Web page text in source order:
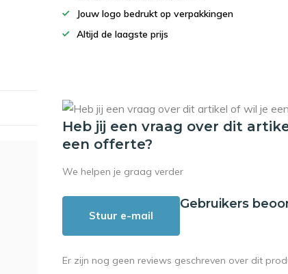
Jouw logo bedrukt op verpakkingen
Altijd de laagste prijs
Heb jij een vraag over dit
een offerte?
We helpen je graag verder
Stuur e-mail
Gebruikers
Er zijn nog geen reviews geschreven over dit